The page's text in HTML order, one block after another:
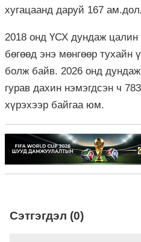
хугацаанд даруй 167
2018 онд ҮСХ дундаж цалин
бөгөөд энэ мөнгөөр тухайн
болж байв. 2026 онд
гурав дахин нэмэгдсэн ч
хүрэхээр байгаа юм.
Сэтгэгдэл (0)